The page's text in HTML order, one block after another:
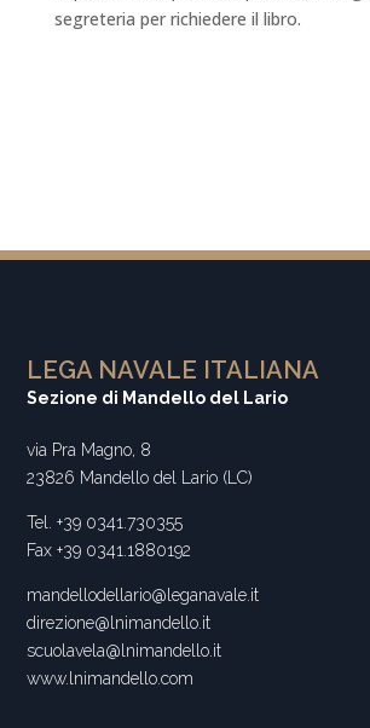
segreteria per richiedere il libro.
LEGA NAVALE ITALIANA
Sezione di Mandello del Lario
via Pra Magno, 8
23826 Mandello del Lario (LC)
Tel. +39 0341.730355
Fax +39 0341.1880192
mandellodellario@leganavale.it
direzione@lnimandello.it
scuolavela@lnimandello.it
www.lnimandello.com